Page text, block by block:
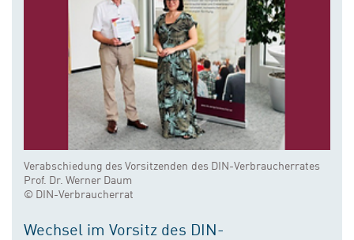
Verabschiedung des Vorsitzenden des DIN-Verbraucherrates
Prof. Dr. Werner Daum
© DIN-Verbraucherrat
Wechsel im Vorsitz des DIN-